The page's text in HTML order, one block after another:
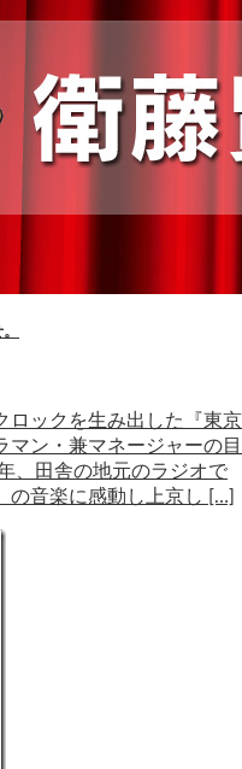
ロックを生み出した『東京
マン・兼マネージャーの目
、田舎の地元のラジオで
の音楽に感動し上京し […]